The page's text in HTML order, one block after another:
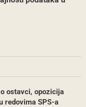
ostavci, opozicija
redovima SPS-a